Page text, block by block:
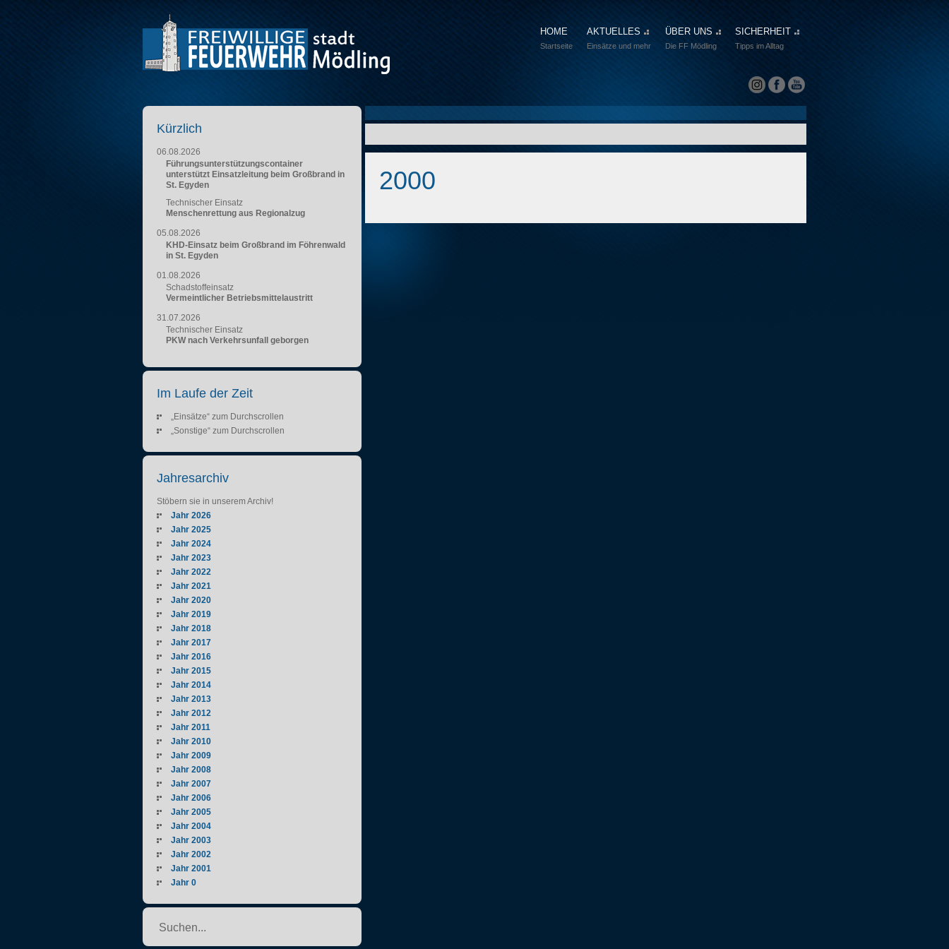
HOME
Startseite
AKTUELLES
Einsätze und mehr
ÜBER UNS
Die FF Mödling
SICHERHEIT
Tipps im Alltag
2000
Kürzlich
06.08.2026
Führungsunterstützungscontainer
unterstützt Einsatzleitung beim Großbrand in
St. Egyden
Technischer Einsatz
Menschenrettung aus Regionalzug
05.08.2026
KHD-Einsatz beim Großbrand im Föhrenwald
in St. Egyden
01.08.2026
Schadstoffeinsatz
Vermeintlicher Betriebsmittelaustritt
31.07.2026
Technischer Einsatz
PKW nach Verkehrsunfall geborgen
Im Laufe der Zeit
„Einsätze“ zum Durchscrollen
„Sonstige“ zum Durchscrollen
Jahresarchiv
Stöbern sie in unserem Archiv!
Jahr 2026
Jahr 2025
Jahr 2024
Jahr 2023
Jahr 2022
Jahr 2021
Jahr 2020
Jahr 2019
Jahr 2018
Jahr 2017
Jahr 2016
Jahr 2015
Jahr 2014
Jahr 2013
Jahr 2012
Jahr 2011
Jahr 2010
Jahr 2009
Jahr 2008
Jahr 2007
Jahr 2006
Jahr 2005
Jahr 2004
Jahr 2003
Jahr 2002
Jahr 2001
Jahr 0